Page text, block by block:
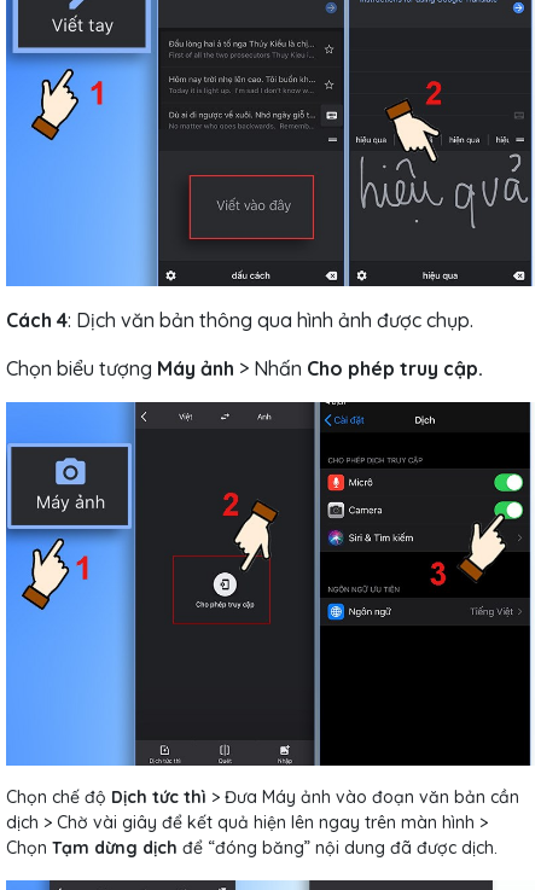
Cách 4: Dịch văn bản thông qua hình ảnh được chụp.
Chọn biểu tượng Máy ảnh > Nhấn Cho phép truy cập.
Chọn chế độ Dịch tức thì > Đưa Máy ảnh vào đoạn văn bản cần
dịch > Chờ vài giây để kết quả hiện lên ngay trên màn hình >
Chọn Tạm dừng dịch để “đóng băng” nội dung đã được dịch.